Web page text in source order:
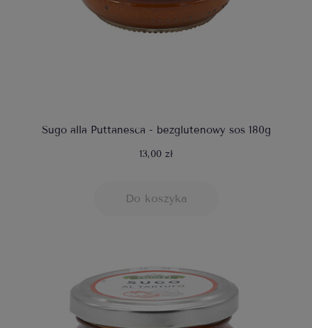
Sugo alla Puttanesca - bezglutenowy sos 180g
13,00 zł
Do koszyka